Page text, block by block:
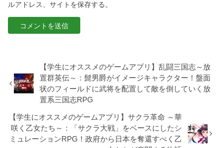
ルアドレス、サイトを保存する。
【学生にオススメのゲームアプリ】乱闘三国志～放
置群英伝～：髭男爵がイメージキャラクター！盤面
状のフィールドに武将を配置して敵を倒していく放
置系三国志RPG
【学生にオススメのゲームアプリ】サクラ革命 ～華
咲く乙女たち～：「サクラ大戦」をベースにしたシ
ミュレーションRPG！政府から日本を奪還すべく乙